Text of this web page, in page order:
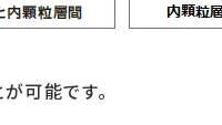
可能です。